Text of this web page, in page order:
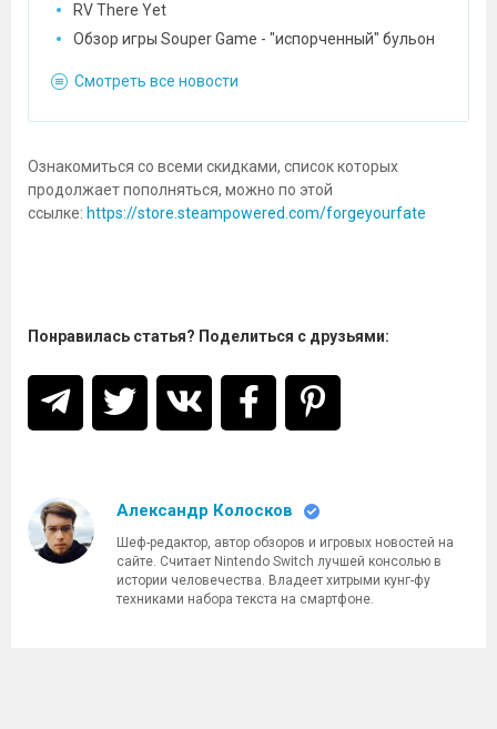
RV There Yet
Обзор игры Souper Game - "испорченный" бульон
Смотреть все новости
Ознакомиться со всеми скидками, список которых
продолжает пополняться, можно по этой
ссылке: https://store.steampowered.com/forgeyourfate
Понравилась статья? Поделиться с друзьями:
Александр Колосков
Шеф-редактор, автор обзоров и игровых новостей на
сайте. Считает Nintendo Switch лучшей консолью в
истории человечества. Владеет хитрыми кунг-фу
техниками набора текста на смартфоне.